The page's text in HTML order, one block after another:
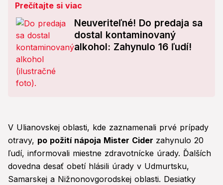
Prečítajte si viac
Neuveriteľné! Do predaja sa
dostal kontaminovaný
alkohol: Zahynulo 16 ľudí!
V Ulianovskej oblasti, kde zaznamenali prvé prípady
otravy, po požití nápoja Mister Cider zahynulo 20
ľudí, informovali miestne zdravotnícke úrady. Ďalších
dovedna desať obetí hlásili úrady v Udmurtsku,
Samarskej a Nižnonovgorodskej oblasti. Desiatky